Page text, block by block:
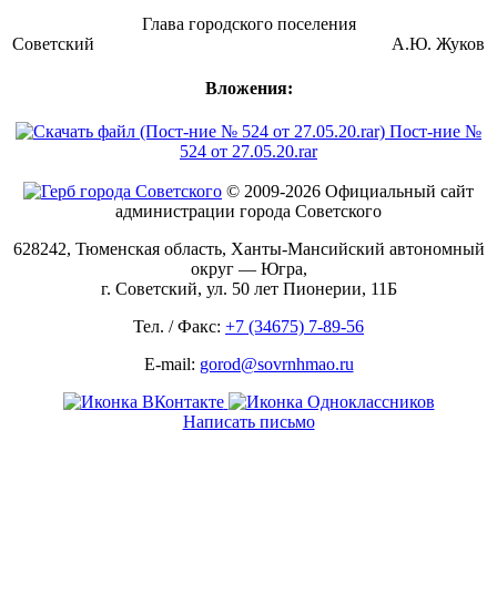
Глава городского поселения
Советский А.Ю. Жуков
Вложения:
Пост-ние №
524 от 27.05.20.rar
© 2009-2026 Официальный сайт
администрации города Советского
628242, Тюменская область, Ханты-Мансийский автономный
округ — Югра,
г. Советский, ул. 50 лет Пионерии, 11Б
Тел. / Факс: +7 (34675) 7-89-56
E-mail: gorod@sovrnhmao.ru
Написать письмо